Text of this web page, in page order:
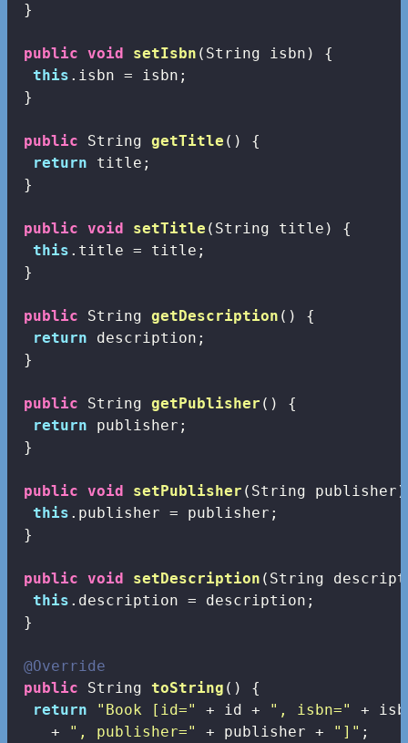
}
public void setIsbn (String isbn)
{
this .isbn = isbn;
}
public String getTitle ()
{
return title;
}
public void setTitle (String title)
{
this .title = title;
}
public String getDescription ()
{
return description;
}
public String getPublisher ()
{
return publisher;
}
public void setPublisher (String publisher)
this .publisher = publisher;
}
public void setDescription (String
this .description = description;
}
@Override
public String toString ()
{
return
"Book [id=" + id + ", isbn="
+
    +
", publisher=" + publisher + "]" ;